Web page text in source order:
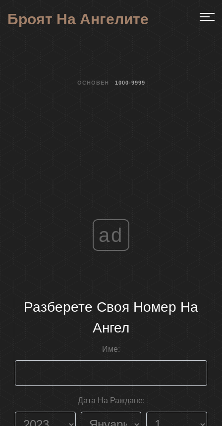
Броят На Ангелите
ОСНОВЕН 1000-9999
ad
Разберете Своя Номер На
Ангел
Име:
Дата На Раждане: